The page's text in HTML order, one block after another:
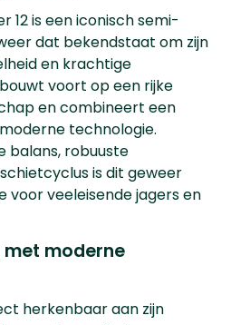
12 is een iconisch semi-
dat bekendstaat om zijn
en krachtige
voort op een rijke
en combineert een
technologie.
balans, robuuste
is dit geweer
voor veeleisende jagers en
moderne
herkenbaar aan zijn